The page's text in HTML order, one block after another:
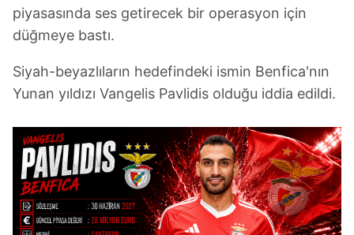
piyasasında ses getirecek bir operasyon için
düğmeye bastı.
Siyah-beyazlıların hedefindeki ismin Benfica'nın
Yunan yıldızı Vangelis Pavlidis olduğu iddia edildi.